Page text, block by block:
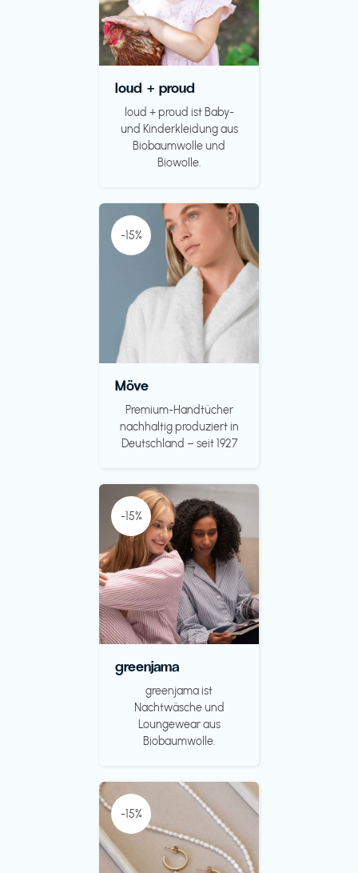
loud + proud
loud + proud ist Baby-
und Kinderkleidung aus
Biobaumwolle und
Biowolle.
-15%
Möve
Premium-Handtücher
nachhaltig produziert in
Deutschland – seit 1927
-15%
greenjama
greenjama ist
Nachtwäsche und
Loungewear aus
Biobaumwolle.
-15%